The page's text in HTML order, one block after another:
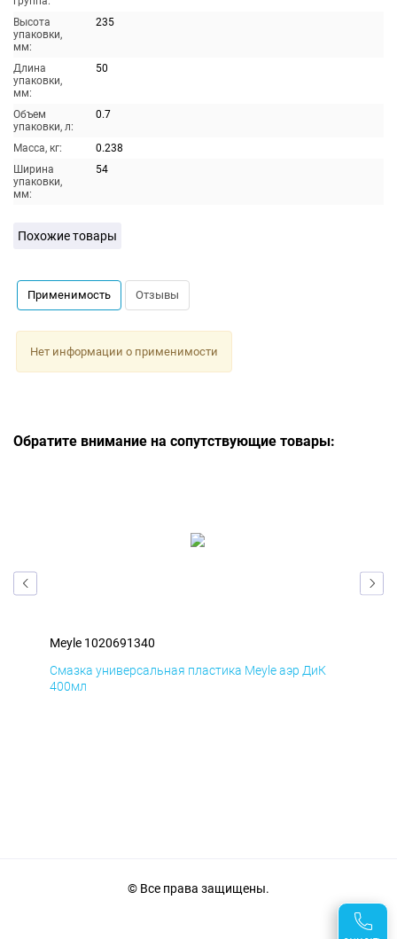
Высота
упаковки,
мм:
235
Длина
упаковки,
мм:
50
Объем
упаковки, л:
0.7
Масса, кг:
0.238
Ширина
упаковки,
мм:
54
Похожие товары
Применимость Отзывы
Нет информации о применимости
Обратите внимание на сопутствующие товары:
Meyle 1020691340
Смазка универсальная пластика Meyle аэр ДиК
400мл
© Все права защищены.